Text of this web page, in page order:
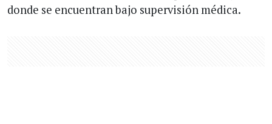
donde se encuentran bajo supervisión médica.